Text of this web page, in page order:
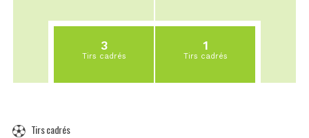
3
Tirs cadrés
1
Tirs cadrés
Tirs cadrés